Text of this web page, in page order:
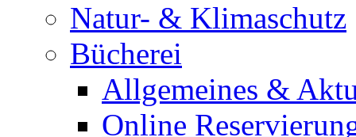
Natur- & Klimaschutz
Bücherei
Allgemeines &
Online